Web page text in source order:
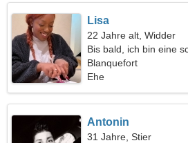
Lisa
22 Jahre alt, Widder
Bis bald, ich bin eine
Blanquefort
Ehe
Antonin
31 Jahre, Stier